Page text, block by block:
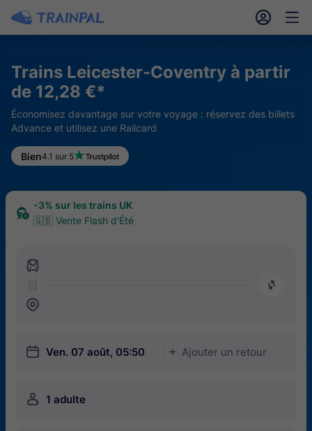
󱎓 󱒨
Trains Leicester-Coventry à partir
de 12,28 €*
Économisez davantage sur votre voyage : réservez des billets
Advance et utilisez une Railcard
Bien4.1 sur 5
-3% sur les trains UK
🇬🇧 Vente Flash d'Été
󱍉
󰿠
󱒣
󱎗 Ven. 07 août, 05:50 󱅇 Ajouter un retour
󱍂 1 adulte